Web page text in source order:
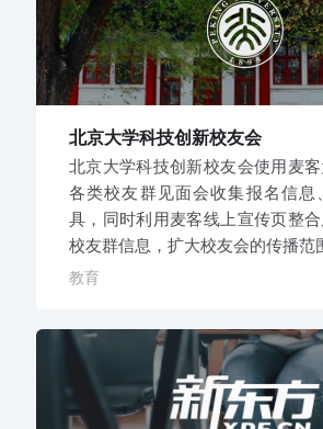
北京大学科技创新校友会
北京大学科技创新校友会使用麦
各类校友群见面会收集报名信息
具，同时利用麦客线上宣传页整
校友群信息，扩大校友会的传播范
教育